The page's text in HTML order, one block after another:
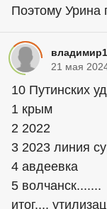
Поэтому Урина
21 мая
10 Путинских
1 крым
2 2022
3 2023 линия
4 авдеевка
5 волчанск.......
итог....